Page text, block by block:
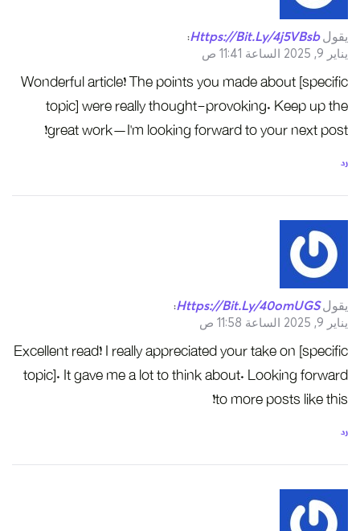
يقول Https://bit.ly/4j5VBsb
:
يناير 9, 2025 الساعة 11:41 ص
Wonderful article! The points you made about [specific
topic] were really thought-provoking. Keep up the
great work—I’m looking forward to your next post!
رد
يقول Https://bit.ly/40omUGS
:
يناير 9, 2025 الساعة 11:58 ص
Excellent read! I really appreciated your take on [specific
topic]. It gave me a lot to think about. Looking forward
to more posts like this!
رد